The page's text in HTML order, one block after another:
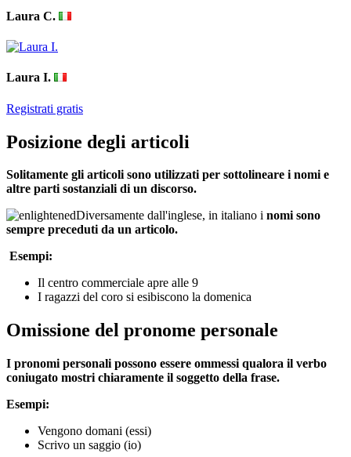
Laura C.
Laura I.
Registrati gratis
Posizione degli articoli
Solitamente gli articoli sono utilizzati per sottolineare i nomi e
altre parti sostanziali di un discorso.
Diversamente dall'inglese, in italiano i nomi sono
sempre preceduti da un articolo.
Esempi:
Il centro commerciale apre alle 9
I ragazzi del coro si esibiscono la domenica
Omissione del pronome personale
I pronomi personali possono essere ommessi qualora il verbo
coniugato mostri chiaramente il soggetto della frase.
Esempi:
Vengono domani (essi)
Scrivo un saggio (io)